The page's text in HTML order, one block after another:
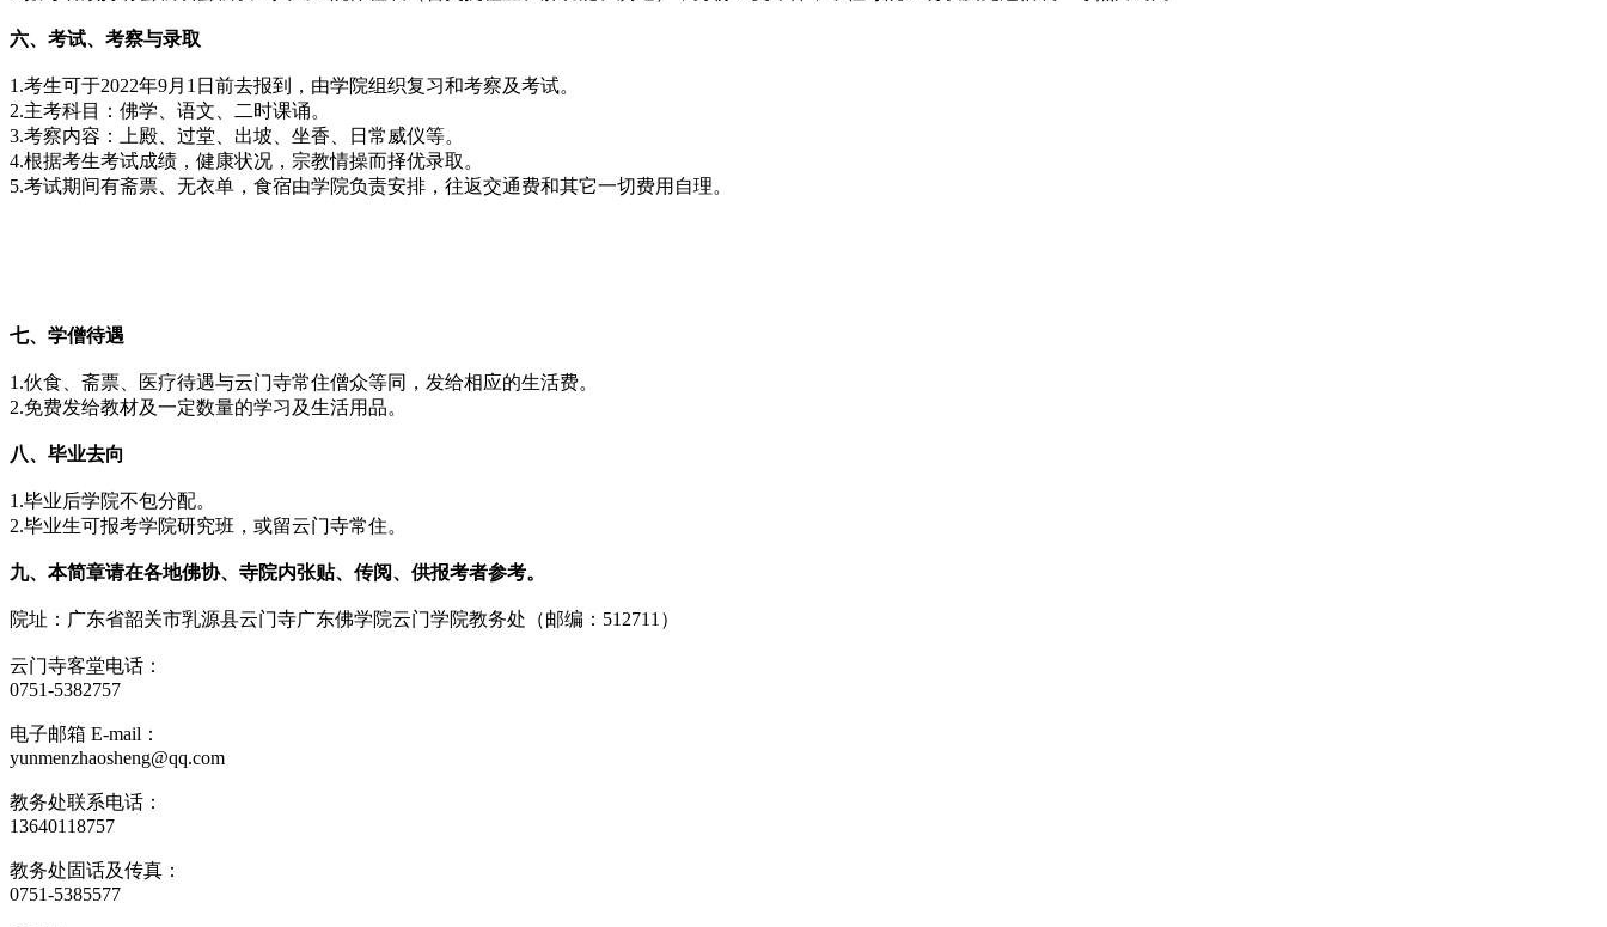
六、考试、考察与录取
1.考生可于2022年9月1日前去报到，由学院组织复习和考察及考试。
2.主考科目：佛学、语文、二时课诵。
3.考察内容：上殿、过堂、出坡、坐香、日常威仪等。
4.根据考生考试成绩，健康状况，宗教情操而择优录取。
5.考试期间有斋票、无衣单，食宿由学院负责安排，往返交通费和其它一切费用自理。
七、学僧待遇
1.伙食、斋票、医疗待遇与云门寺常住僧众等同，发给相应的生活费。
2.免费发给教材及一定数量的学习及生活用品。
八、毕业去向
1.毕业后学院不包分配。
2.毕业生可报考学院研究班，或留云门寺常住。
九、本简章请在各地佛协、寺院内张贴、传阅、供报考者参考。
院址：广东省韶关市乳源县云门寺广东佛学院云门学院教务处（邮编：512711）
云门寺客堂电话：
0751-5382757
电子邮箱 E-mail：
yunmenzhaosheng@qq.com
教务处联系电话：
13640118757
教务处固话及传真：
0751-5385577